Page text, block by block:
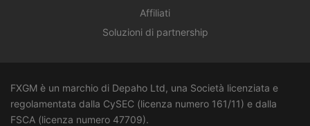
Affiliati
Soluzioni di partnership
FXGM è un marchio di Depaho Ltd, una Società licenziata e
regolamentata dalla CySEC (licenza numero 161/11) e dalla
FSCA (licenza numero 47709).